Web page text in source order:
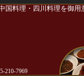
国料理・四川料理を御用
7969